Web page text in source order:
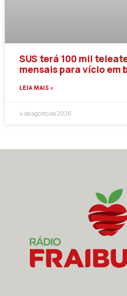
SUS terá 100 mil
mensais para vício em
LEIA MAIS »
4 de agosto de 2026